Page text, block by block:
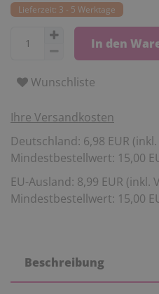
Lieferzeit: 3 - 5 Werktage
In den
Wunschliste
Ihre Versandkosten
Deutschland: 6,98 EUR
Mindestbestellwert: 15,00
EU-Ausland: 8,99 EUR
Mindestbestellwert: 15,00
Beschreibung